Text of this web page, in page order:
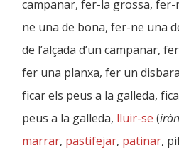
campanar, fer-la grossa, fer-
ne una de bona, fer-ne una
de l’alçada d’un campanar,
fer una planxa, fer un
ficar els peus a la galleda,
peus a la galleda, lluir-se (
marrar, pastifejar, patinar,